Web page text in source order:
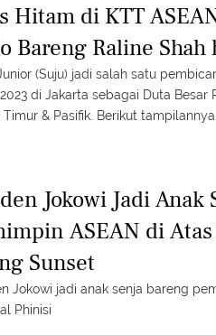
Hitam di KTT
Bareng Raline
Air
(Suju) jadi salah satu
di Jakarta sebagai Duta Besar
& Pasifik. Berikut tampilannya.
Jokowi Jadi Anak
ASEAN di
Sunset
Jokowi jadi anak senja bareng
Phinisi